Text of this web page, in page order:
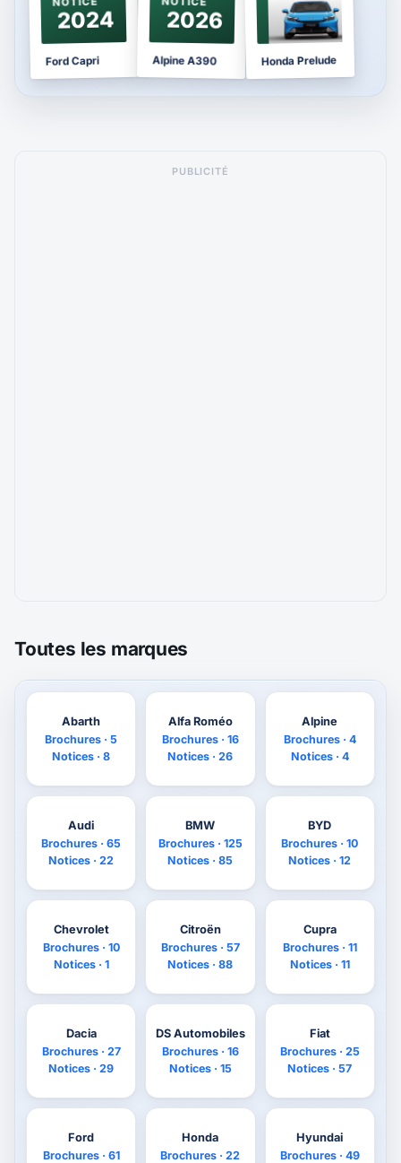
2024
Ford Capri
2026
Alpine A390
2026
Honda Prelude
PUBLICITÉ
Toutes les marques
Abarth
Brochures · 5
Notices · 8
Alfa Roméo
Brochures · 16
Notices · 26
Alpine
Brochures · 4
Notices · 4
Audi
Brochures · 65
Notices · 22
BMW
Brochures · 125
Notices · 85
BYD
Brochures · 10
Notices · 12
Chevrolet
Brochures · 10
Notices · 1
Citroën
Brochures · 57
Notices · 88
Cupra
Brochures · 11
Notices · 11
Dacia
Brochures · 27
Notices · 29
DS Automobiles
Brochures · 16
Notices · 15
Fiat
Brochures · 25
Notices · 57
Ford
Brochures · 61
Honda
Brochures · 22
Hyundai
Brochures · 49